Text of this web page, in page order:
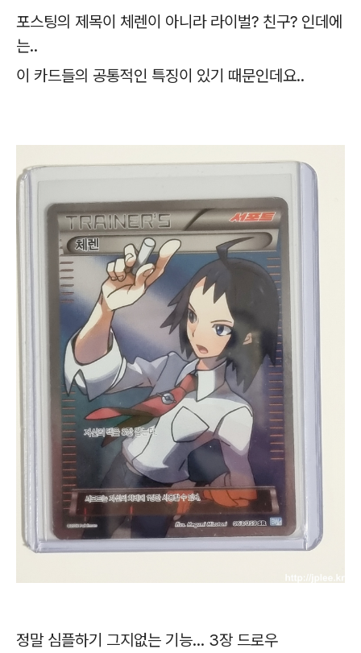
포스팅의 제목이 체렌이 아니라 라이벌? 친구? 인데에
는..
이 카드들의 공통적인 특징이 있기 때문인데요..
정말 심플하기 그지없는 기능... 3장 드로우